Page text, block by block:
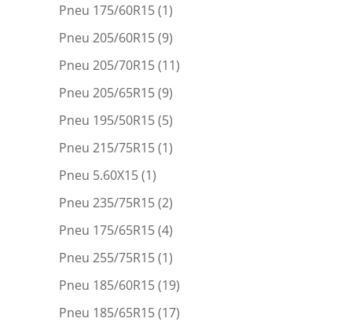
Pneu 175/60R15(1)
Pneu 205/60R15(9)
Pneu 205/70R15(11)
Pneu 205/65R15(9)
Pneu 195/50R15(5)
Pneu 215/75R15(1)
Pneu 5.60X15(1)
Pneu 235/75R15(2)
Pneu 175/65R15(4)
Pneu 255/75R15(1)
Pneu 185/60R15(19)
Pneu 185/65R15(17)